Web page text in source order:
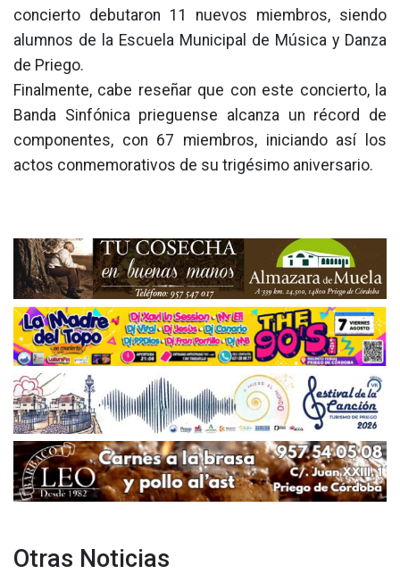
concierto debutaron 11 nuevos miembros, siendo
alumnos de la Escuela Municipal de Música y Danza
de Priego.
Finalmente, cabe reseñar que con este concierto, la
Banda Sinfónica prieguense alcanza un récord de
componentes, con 67 miembros, iniciando así los
actos conmemorativos de su trigésimo aniversario.
Otras Noticias